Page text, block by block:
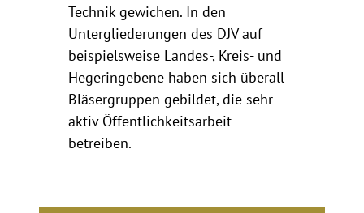
Technik gewichen. In den
Untergliederungen des DJV auf
beispielsweise Landes-, Kreis- und
Hegeringebene haben sich überall
Bläsergruppen gebildet, die sehr
aktiv Öffentlichkeitsarbeit
betreiben.